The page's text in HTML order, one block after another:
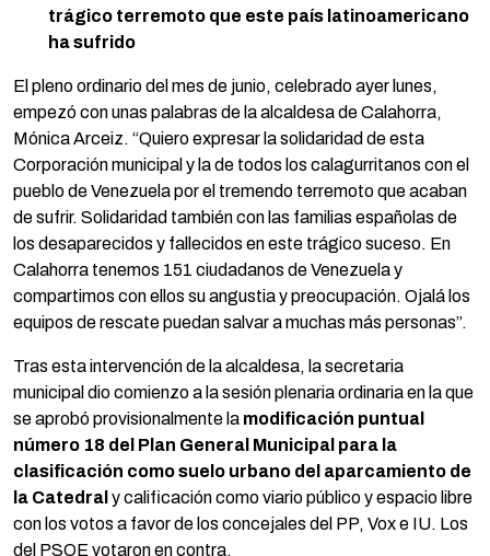
trágico terremoto que este país latinoamericano
ha sufrido
El pleno ordinario del mes de junio, celebrado ayer lunes,
empezó con unas palabras de la alcaldesa de Calahorra,
Mónica Arceiz. “Quiero expresar la solidaridad de esta
Corporación municipal y la de todos los calagurritanos con el
pueblo de Venezuela por el tremendo terremoto que acaban
de sufrir. Solidaridad también con las familias españolas de
los desaparecidos y fallecidos en este trágico suceso. En
Calahorra tenemos 151 ciudadanos de Venezuela y
compartimos con ellos su angustia y preocupación. Ojalá los
equipos de rescate puedan salvar a muchas más personas”.
Tras esta intervención de la alcaldesa, la secretaria
municipal dio comienzo a la sesión plenaria ordinaria en la que
se aprobó provisionalmente la modificación puntual
número 18 del Plan General Municipal para la
clasificación como suelo urbano del aparcamiento de
la Catedral y calificación como viario público y espacio libre
con los votos a favor de los concejales del PP, Vox e IU. Los
del PSOE votaron en contra.